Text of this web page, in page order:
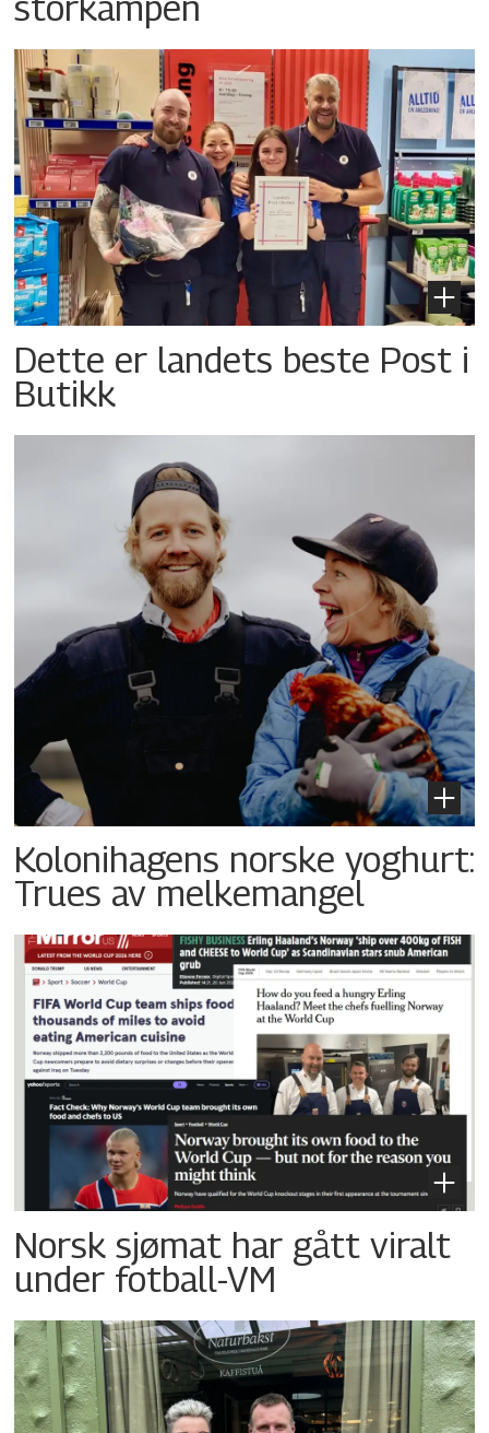
Dette er landets beste Post i
Butikk
Kolonihagens norske yoghurt:
Trues av melkemangel
Norsk sjømat har gått viralt
under fotball-VM